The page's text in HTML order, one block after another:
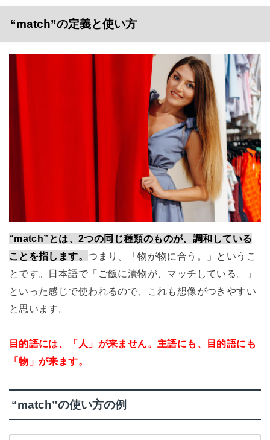
“match”の定義と使い方
“match”とは、2つの同じ種類のものが、調和している
ことを指します。つまり、「物が物に合う。」というこ
とです。日本語で「ご飯に漬物が、マッチしている。」
といった感じで使われるので、これも想像がつきやすい
と思います。
目的語には、「人」 が来ません。主語にも、目的語にも
「物」が来ます。
“match”の使い方の例